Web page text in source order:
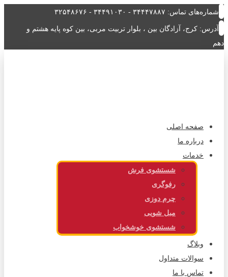
شماره‌های تماس: ۳۴۴۴۷۸۸۷ - ۳۴۴۹۱۰۳۰ - ۳۲۵۴۸۶۷۶
آدرس: کرج، آزادگان بین ، بلوار تربیت مربی، بین کوه پایه هشتم و
دهم
صفحه اصلی
درباره ما
خدمات
شستشوی فرش
رفوگری
چرم دوزی
مبل شویی
شستشوی خوشخواب
وبلاگ
سوالات متداول
تماس با ما